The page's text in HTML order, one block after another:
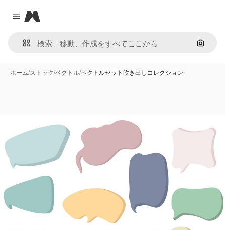
Close menu
Magnific
画像で
ホーム/ストック/ベクトル/ベクトルセット吹き出しコレクション